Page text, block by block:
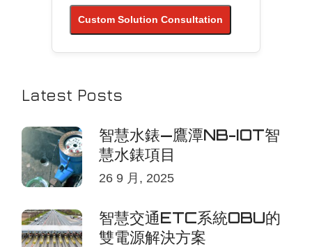
Custom Solution Consultation
Latest Posts
智慧水錶—鷹潭NB-IOT智
慧水錶項目
26 9 月, 2025
智慧交通ETC系統OBU的
雙電源解決方案